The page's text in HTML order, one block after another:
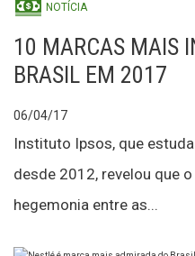
NOTÍCIA
10 MARCAS MAIS
BRASIL EM 2017
06/04/17
Instituto Ipsos, que
desde 2012, revelou que
hegemonia entre as...